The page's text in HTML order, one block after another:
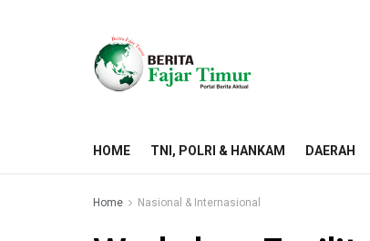
HOME TNI, POLRI & HANKAM DAERAH
Home Nasional & Internasional